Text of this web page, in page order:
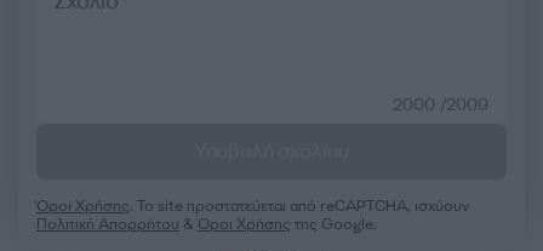
2000 /2000
Όροι Χρήσης. Το site προστατεύεται από reCAPTCHA, ισχύουν
Πολιτική Απορρήτου &Όροι Χρήσης της Google.